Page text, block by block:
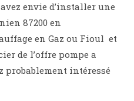
envie d’installer une
87200 en
en Gaz ou Fioul et
de l’offre pompe a
probablement intéressé